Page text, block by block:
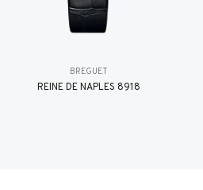
BREGUET
REINE DE NAPLES 8918